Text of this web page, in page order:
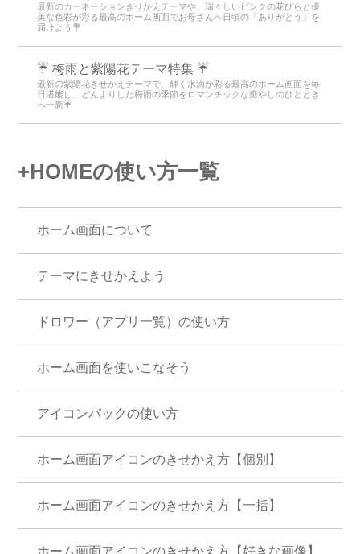
最新のカーネーションきせかえテーマや、瑞々しいピンクの花びらと優
美な色彩が彩る最高のホーム画面でお母さんへ日頃の「ありがとう」を
届けよう💐
☔ 梅雨と紫陽花テーマ特集 ☔
最新の紫陽花きせかえテーマで、輝く水滴が彩る最高のホーム画面を毎
日堪能し、どんよりした梅雨の季節をロマンチックな癒やしのひととき
へ一新☔
+HOMEの使い方一覧
ホーム画面について
テーマにきせかえよう
ドロワー（アプリ一覧）の使い方
ホーム画面を使いこなそう
アイコンパックの使い方
ホーム画面アイコンのきせかえ方【個別】
ホーム画面アイコンのきせかえ方【一括】
ホーム画面アイコンのきせかえ方【好きな画像】